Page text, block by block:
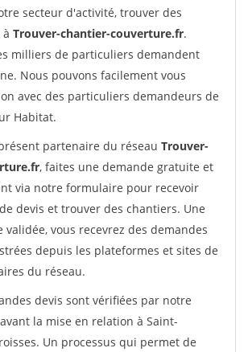
secteur d'activité, trouver des
Trouver-chantier-couverture.fr.
milliers de particuliers demandent
Nous pouvons facilement vous
avec des particuliers demandeurs de
Habitat.
partenaire du réseau Trouver-
, faites une demande gratuite et
via notre formulaire pour recevoir
devis et trouver des chantiers. Une
validée, vous recevrez des demandes
depuis les plateformes et sites de
du réseau.
devis sont vérifiées par notre
la mise en relation à Saint-
Un processus qui permet de